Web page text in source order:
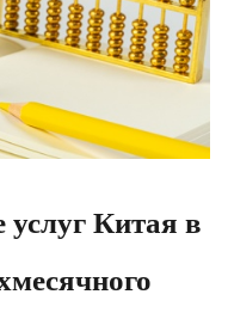
услуг Китая в